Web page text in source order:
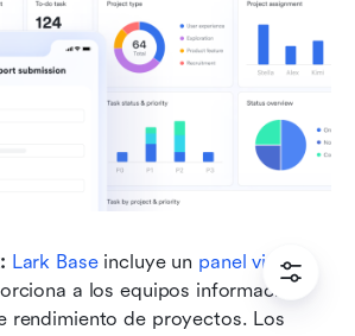
Lark Base incluye un panel visual
a los equipos información
rendimiento de proyectos. Los